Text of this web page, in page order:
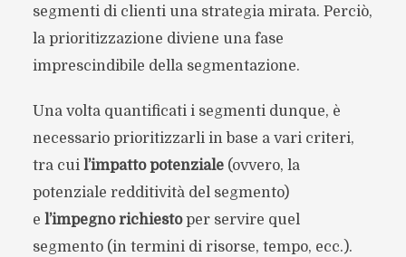
segmenti di clienti una strategia mirata. Perciò,
la prioritizzazione diviene una fase
imprescindibile della segmentazione.
Una volta quantificati i segmenti dunque, è
necessario prioritizzarli in base a vari criteri,
tra cui l’impatto potenziale(ovvero, la
potenziale redditività del segmento)
e l’impegno richiestoper servire quel
segmento (in termini di risorse, tempo, ecc.).